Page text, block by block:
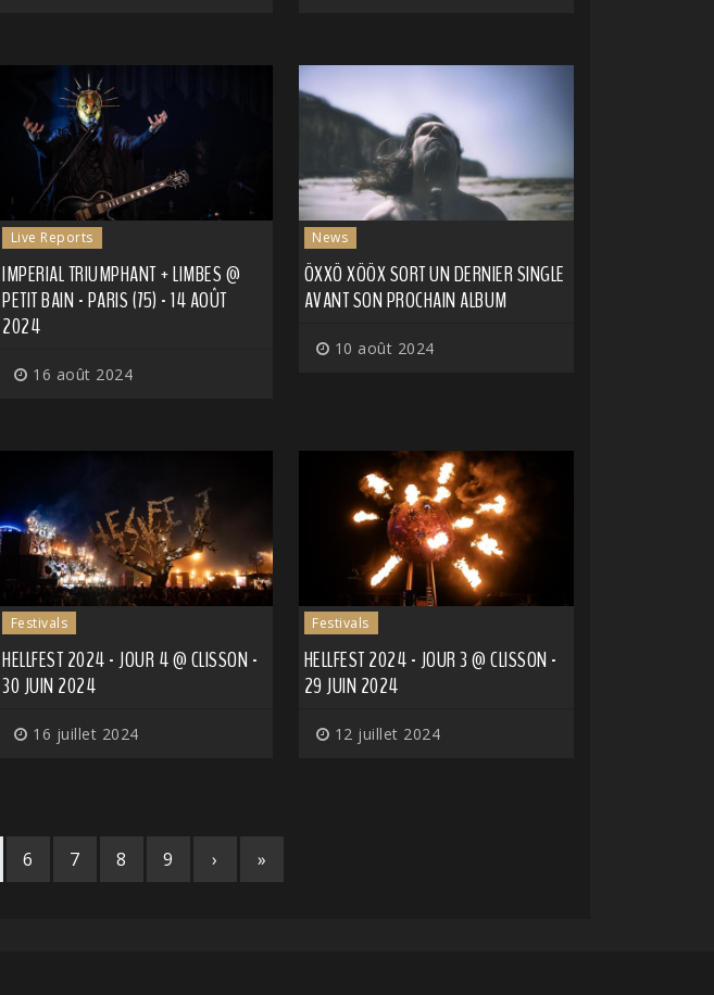
Live Reports
IMPERIAL TRIUMPHANT + LIMBES @
PETIT BAIN - PARIS (75) - 14 AOÛT
2024
16 août 2024
News
ÖXXÖ XÖÖX SORT UN DERNIER SINGLE
AVANT SON PROCHAIN ALBUM
10 août 2024
Festivals
HELLFEST 2024 - JOUR 4 @ CLISSON -
30 JUIN 2024
16 juillet 2024
Festivals
HELLFEST 2024 - JOUR 3 @ CLISSON -
29 JUIN 2024
12 juillet 2024
6 7 8 9 › »